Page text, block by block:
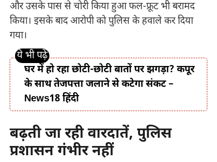
और उसके पास से चोरी किया हुआ फल-फ्रूट भी बरामद
किया। इसके बाद आरोपी को पुलिस के हवाले कर दिया
गया।
घर में हो रहा छोटी-छोटी बातों पर झगड़ा? कपूर
के साथ तेजपत्ता जलाने से कटेगा संकट –
News18 हिंदी
बढ़ती जा रही वारदातें, पुलिस
प्रशासन गंभीर नहीं